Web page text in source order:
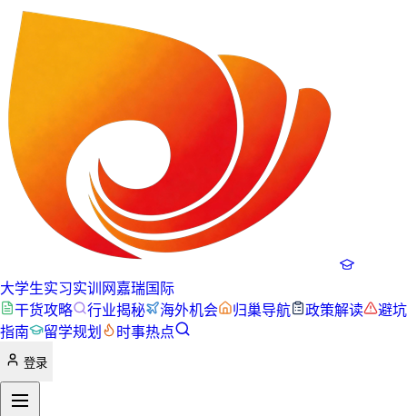
大学生实习实训网嘉瑞国际
干货攻略
行业揭秘 海外机会 归巢导航 政策解读
避坑
指南
留学规划 时事热点
登录